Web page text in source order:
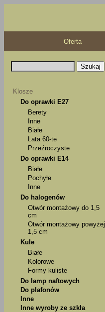
Oferta
Klosze
Do oprawki E27
Berety
Inne
Białe
Lata 60-te
Przeźroczyste
Do oprawki E14
Białe
Pochyłe
Inne
Do halogenów
Otwór montażowy do 1,5
cm
Otwór montażowy powyżej
1,5 cm
Kule
Białe
Kolorowe
Formy kuliste
Do lamp naftowych
Do plafonów
Inne
Inne wyroby ze szkła